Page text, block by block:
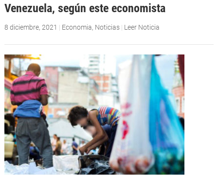
Venezuela, según este economista
8 diciembre, 2021 | Economia, Noticias | Leer Noticia